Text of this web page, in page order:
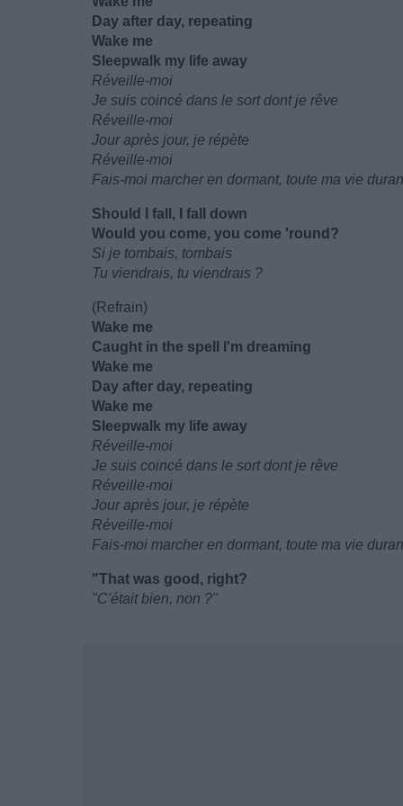
Day after day, repeating
Wake me
Sleepwalk my life away
Réveille-moi
Je suis coincé dans le sort dont je rêve
Réveille-moi
Jour après jour, je répète
Réveille-moi
Fais-moi marcher en dormant, toute ma vie
Should I fall, I fall down
Would you come, you come 'round?
Si je tombais, tombais
Tu viendrais, tu viendrais ?
(Refrain)
Wake me
Caught in the spell I'm dreaming
Wake me
Day after day, repeating
Wake me
Sleepwalk my life away
Réveille-moi
Je suis coincé dans le sort dont je rêve
Réveille-moi
Jour après jour, je répète
Réveille-moi
Fais-moi marcher en dormant, toute ma vie
"That was good, right?
"C'était bien, non ?"